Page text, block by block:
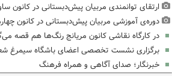
ارتقای توانمندی مربیان پیش‌دبستانی در کانون
دوره‌ی آموزشی مربیان پیش‌دبستانی در کانون
در کارگاه نقاشی کانون مریانج رنگ‌ها هم قصه
برگزاری نشست تخصصی اعضای باشگاه سیمرغ
خبرنگار؛ صدای آگاهی و همراه فرهنگ